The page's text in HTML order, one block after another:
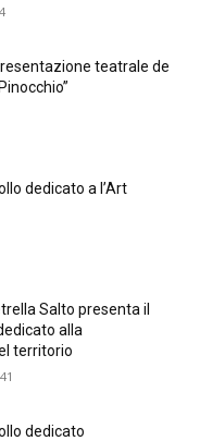
teatrale de
dedicato a l’Art
Salto presenta il
alla
territorio
dedicato